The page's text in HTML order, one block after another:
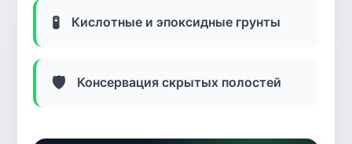
🧪 Кислотные и эпоксидные грунты
🛡️ Консервация скрытых полостей